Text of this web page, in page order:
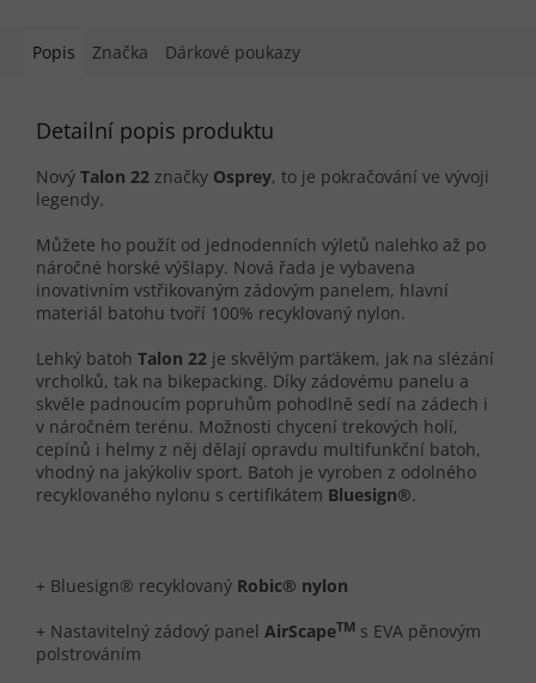
Popis Značka Dárkové poukazy
Detailní popis produktu
Nový Talon 22 značky Osprey, to je pokračování ve vývoji
legendy.
Můžete ho použít od jednodenních výletů nalehko až po
náročné horské výšlapy. Nová řada je vybavena
inovativním vstřikovaným zádovým panelem, hlavní
materiál batohu tvoří 100% recyklovaný nylon.
Lehký batoh Talon 22 je skvělým parťákem, jak na slézání
vrcholků, tak na bikepacking. Díky zádovému panelu a
skvěle padnoucím popruhům pohodlně sedí na zádech i
v náročném terénu. Možnosti chycení trekových holí,
cepínů i helmy z něj dělají opravdu multifunkční batoh,
vhodný na jakýkoliv sport. Batoh je vyroben z odolného
recyklovaného nylonu s certifikátem Bluesign®.
+ Bluesign® recyklovaný Robic® nylon
+ Nastavitelný zádový panel AirScapeTM s EVA pěnovým
polstrováním